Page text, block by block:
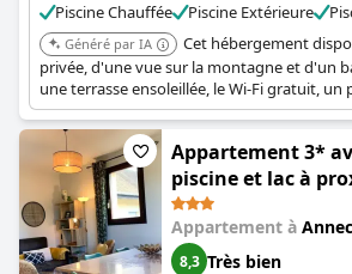
Piscine Chauffée Piscine Extérieure
Généré par IA
Cet hébergement
privée, d'une vue sur la montagne et d'un
une terrasse ensoleillée, le Wi-Fi gratuit,
et une borne de recharge pour véhicules
Appartement 3*
piscine et lac à
diverses - FR-1-
3 pièces avec
à Annecy - FR-1-432-
Appartement à
8,3 Très bien